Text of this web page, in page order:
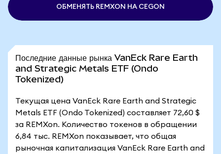
ОБМЕНЯТЬ REMXON НА CEGON
Последние данные рынка VanEck Rare Earth
and Strategic Metals ETF (Ondo
Tokenized)
Текущая цена VanEck Rare Earth and Strategic
Metals ETF (Ondo Tokenized) составляет 72,60 $
за REMXon. Количество токенов в обращении
6,84 тыс. REMXon показывает, что общая
рыночная капитализация VanEck Rare Earth and